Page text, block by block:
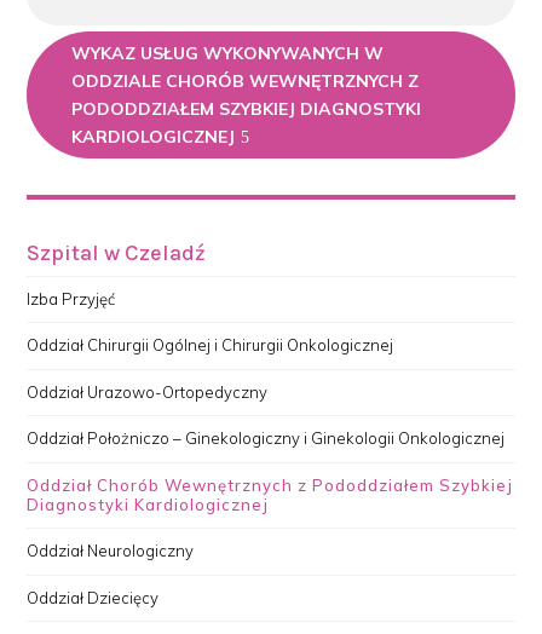
WYKAZ USŁUG WYKONYWANYCH W
ODDZIALE CHORÓB WEWNĘTRZNYCH Z
PODODDZIAŁEM SZYBKIEJ DIAGNOSTYKI
KARDIOLOGICZNEJ
Szpital w Czeladź
Izba Przyjęć
Oddział Chirurgii Ogólnej i Chirurgii Onkologicznej
Oddział Urazowo-Ortopedyczny
Oddział Położniczo – Ginekologiczny i Ginekologii Onkologicznej
Oddział Chorób Wewnętrznych z Pododdziałem Szybkiej
Diagnostyki Kardiologicznej
Oddział Neurologiczny
Oddział Dziecięcy